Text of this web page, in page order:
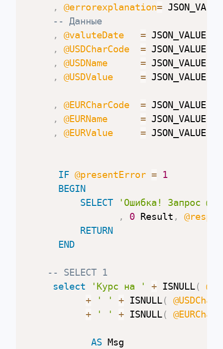
,
@errorexplanation= JSON_VALUE
-- Данные
,
@valuteDate = JSON_VALUE
,
@USDCharCode = JSON_VALUE
,
@USDName = JSON_VALUE
,
@USDValue = JSON_VALUE
, @EURCharCode = JSON_VALUE
,
@EURName = JSON_VALUE
,
@EURValue = JSON_VALUE
IF @presentError = 1
BEGIN
SELECT
'Ошибка! Запрос
,
0 Result ,
RETURN
END
-- SELECT 1
select
'Курс на ' + ISNULL(
+
' ' + ISNULL(
+
' ' + ISNULL(
AS Msg